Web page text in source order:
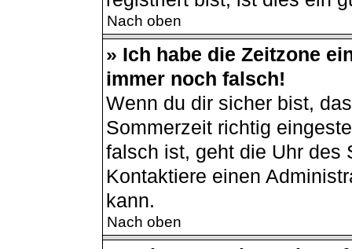
Nach oben
» Ich habe die Zeitzone
immer noch falsch!
Wenn du dir sicher bist,
Sommerzeit richtig
falsch ist, geht die Uhr des
Kontaktiere einen
kann.
Nach oben